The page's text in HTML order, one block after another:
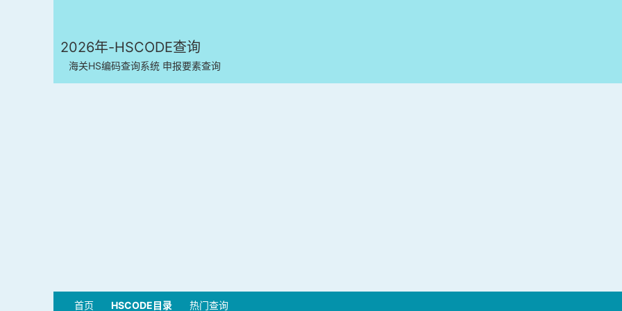
2026年-HSCODE查询
海关HS编码查询系统 申报要素查询
首页 HSCODE目录 热门查询